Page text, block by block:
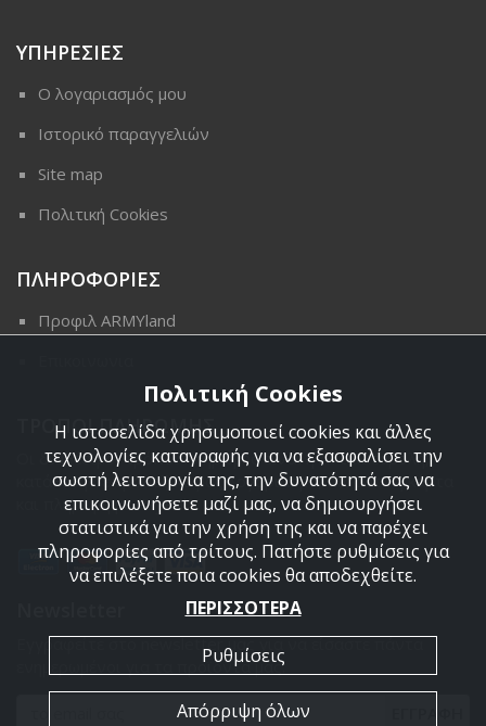
ΥΠΗΡΕΣΙΕΣ
Ο λογαριασμός μου
Ιστορικό παραγγελιών
Site map
Πολιτική Cookies
ΠΛΗΡΟΦΟΡΙΕΣ
Προφιλ ARMYland
ΤΡΟΠΟΙ ΠΛΗΡΩΜΗΣ
Οι διαθέσιμοι τρόποι πληρωμής είναι η Αντικαταβολή,
κατάθεση σε τραπεζικό μας λογαριασμό, πιστωτική κάρτα
και πληρωμή με PayPal.
Εγγραφείτε στο newsletter μας για να είσαστε πάντα
ενημερωμένοι για τα προϊόντα μας.
Πολιτική Cookies
Η ιστοσελίδα χρησιμοποιεί cookies και άλλες
τεχνολογίες καταγραφής για να εξασφαλίσει την
σωστή λειτουργία της, την δυνατότητά σας να
επικοινωνήσετε μαζί μας, να δημιουργήσει
στατιστικά για την χρήση της και να παρέχει
πληροφορίες από τρίτους. Πατήστε ρυθμίσεις για
να επιλέξετε ποια cookies θα αποδεχθείτε.
ΠΕΡΙΣΣΟΤΕΡΑ
Ρυθμίσεις
Απόρριψη όλων